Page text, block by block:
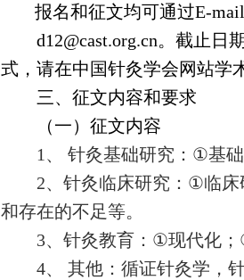
报名和征文均可通过E-
d12@cast.org.cn。截止日
式，请在中国针灸学会网站学
三、征文内容和要求
（一）征文内容
1 、 针灸基础研究： ①基
2、针灸临床研究： ①临
和存在的不足等。
3、针灸教育： ①现代化；
4、
其他：循证针灸学，